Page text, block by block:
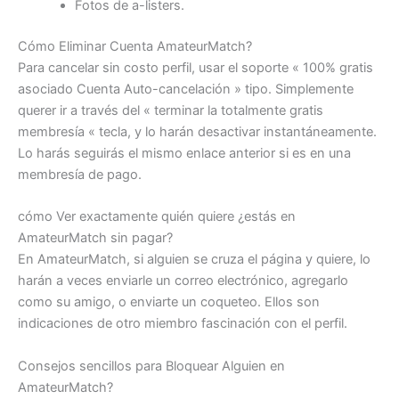
Fotos de a-listers.
Cómo Eliminar Cuenta AmateurMatch?
Para cancelar sin costo perfil, usar el soporte « 100% gratis
asociado Cuenta Auto-cancelación » tipo. Simplemente
querer ir a través del « terminar la totalmente gratis
membresía « tecla, y lo harán desactivar instantáneamente.
Lo harás seguirás el mismo enlace anterior si es en una
membresía de pago.
cómo Ver exactamente quién quiere ¿estás en
AmateurMatch sin pagar?
En AmateurMatch, si alguien se cruza el página y quiere, lo
harán a veces enviarle un correo electrónico, agregarlo
como su amigo, o enviarte un coqueteo. Ellos son
indicaciones de otro miembro fascinación con el perfil.
Consejos sencillos para Bloquear Alguien en
AmateurMatch?